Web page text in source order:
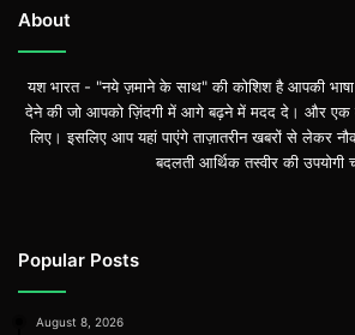
About
यश भारत - "नये ज़माने के साथ" की कोशिश है आपकी
देने की जो आपको ज़िंदगी में आगे बढ़ने में मदद दे। और
लिए। इसलिए आप यहां पाएंगे ताज़ातरीन खबरों से लेकर
बदलती आर्थिक तस्वीर की उपयोगी
Popular Posts
August 8, 2026